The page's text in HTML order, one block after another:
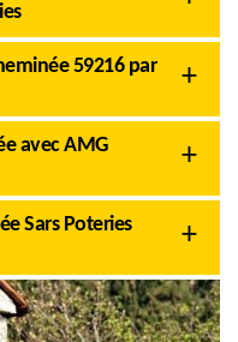
59216 par
avec AMG
Sars Poteries